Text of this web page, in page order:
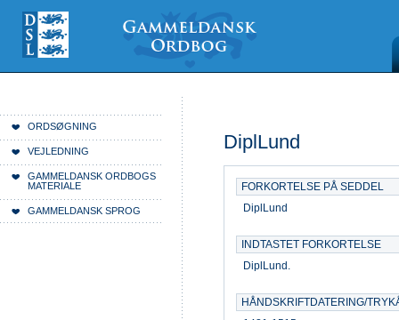
indhold
Videre
værktøjer
ORDSØGNING
VEJLEDNING
GAMMELDANSK ORDBOGS
MATERIALE
GAMMELDANSK SPROG
DiplLund
FORKORTELSE PÅ SEDDEL
DiplLund
INDTASTET FORKORTELSE
DiplLund.
HÅNDSKRIFTDATERING/